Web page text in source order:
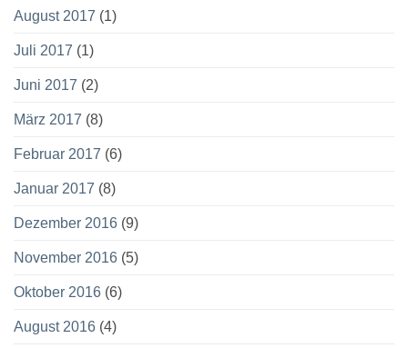
August 2017 (1)
Juli 2017 (1)
Juni 2017 (2)
März 2017 (8)
Februar 2017 (6)
Januar 2017 (8)
Dezember 2016 (9)
November 2016 (5)
Oktober 2016 (6)
August 2016 (4)